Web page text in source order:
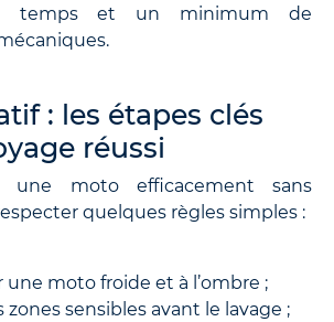
temps et un minimum de
: les étapes clés
réussi
une moto efficacement sans
quelques règles simples :
une moto froide et à l’ombre ;
zones sensibles avant le lavage ;